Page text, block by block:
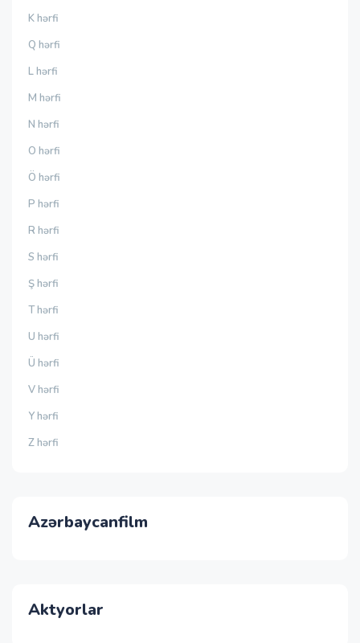
K hərfi
Q hərfi
L hərfi
M hərfi
N hərfi
O hərfi
Ö hərfi
P hərfi
R hərfi
S hərfi
Ş hərfi
T hərfi
U hərfi
Ü hərfi
V hərfi
Y hərfi
Z hərfi
Azərbaycanfilm
Aktyorlar